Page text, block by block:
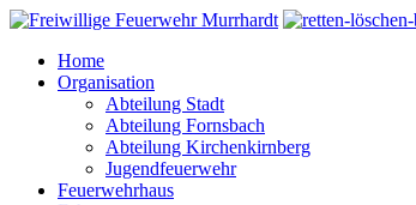
Home
Organisation
Abteilung Stadt
Abteilung Fornsbach
Abteilung Kirchenkirnberg
Jugendfeuerwehr
Feuerwehrhaus